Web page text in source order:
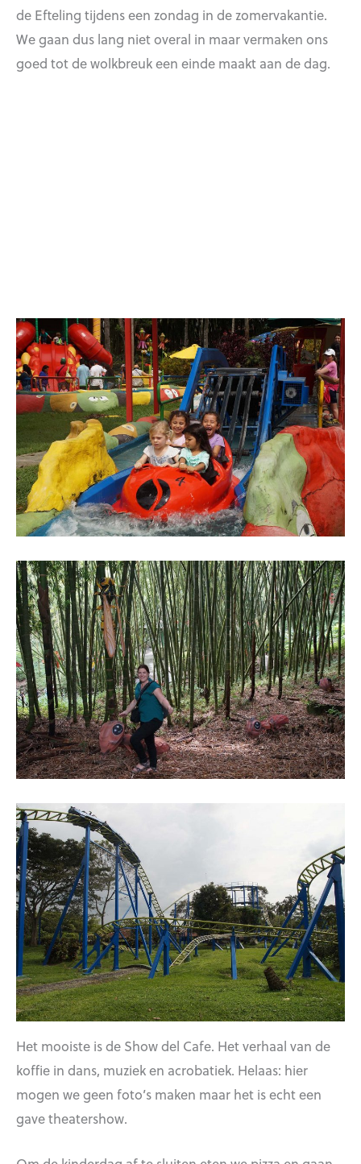
de Efteling tijdens een zondag in de zomervakantie.
We gaan dus lang niet overal in maar vermaken ons
goed tot de wolkbreuk een einde maakt aan de dag.
Het mooiste is de Show del Cafe. Het verhaal van de
koffie in dans, muziek en acrobatiek. Helaas: hier
mogen we geen foto’s maken maar het is echt een
gave theatershow.